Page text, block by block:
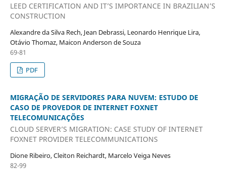
LEED CERTIFICATION AND IT’S IMPORTANCE IN BRAZILIAN’S
CONSTRUCTION
Alexandre da Silva Rech, Jean Debrassi, Leonardo Henrique Lira,
Otávio Thomaz, Maicon Anderson de Souza
69-81
PDF
MIGRAÇÃO DE SERVIDORES PARA NUVEM: ESTUDO DE
CASO DE PROVEDOR DE INTERNET FOXNET
TELECOMUNICAÇÕES
CLOUD SERVER’S MIGRATION: CASE STUDY OF INTERNET
FOXNET PROVIDER TELECOMMUNICATIONS
Dione Ribeiro, Cleiton Reichardt, Marcelo Veiga Neves
82-99